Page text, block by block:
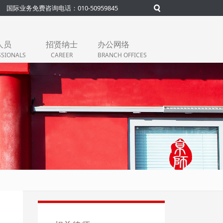
国际业务免费咨询电话：010-50959845
员 招贤纳士
CAREER
办公网络
BRANCH OFFICES